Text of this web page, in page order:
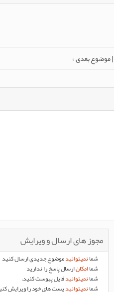
|موضوع بعدی»
مجوز های ارسال و ویرایش
شمانمیتوانیدموضوع جدیدی ارسال کنید
شماامکانارسال پاسخ را ندارید
شمانمیتوانیدفایل پیوست کنید.
شمانمیتوانیدپست های خود را ویرایش